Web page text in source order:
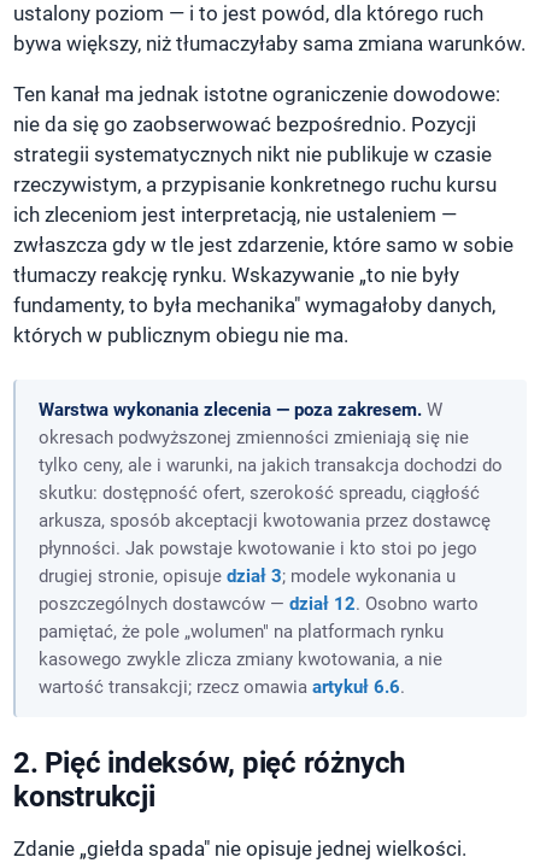
ustalony poziom — i to jest powód, dla którego ruch
bywa większy, niż tłumaczyłaby sama zmiana warunków.
Ten kanał ma jednak istotne ograniczenie dowodowe:
nie da się go zaobserwować bezpośrednio. Pozycji
strategii systematycznych nikt nie publikuje w czasie
rzeczywistym, a przypisanie konkretnego ruchu kursu
ich zleceniom jest interpretacją, nie ustaleniem —
zwłaszcza gdy w tle jest zdarzenie, które samo w sobie
tłumaczy reakcję rynku. Wskazywanie „to nie były
fundamenty, to była mechanika" wymagałoby danych,
których w publicznym obiegu nie ma.
Warstwa wykonania zlecenia — poza zakresem.W
okresach podwyższonej zmienności zmieniają się nie
tylko ceny, ale i warunki, na jakich transakcja dochodzi do
skutku: dostępność ofert, szerokość spreadu, ciągłość
arkusza, sposób akceptacji kwotowania przez dostawcę
płynności. Jak powstaje kwotowanie i kto stoi po jego
drugiej stronie, opisuje dział 3; modele wykonania u
poszczególnych dostawców — dział 12. Osobno warto
pamiętać, że pole „wolumen" na platformach rynku
kasowego zwykle zlicza zmiany kwotowania, a nie
wartość transakcji; rzecz omawia artykuł 6.6.
2. Pięć indeksów, pięć różnych
konstrukcji
Zdanie „giełda spada" nie opisuje jednej wielkości.